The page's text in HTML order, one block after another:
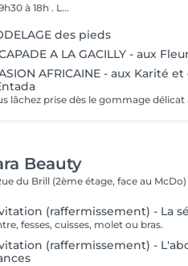
à 18h . L...
des pieds
A LA GACILLY - aux
AFRICAINE - aux Karité
Beauty
du Brill (2ème étage, face au McDo)
(raffermissement) - La
fesses, cuisses, molet ou bras.
(raffermissement) -